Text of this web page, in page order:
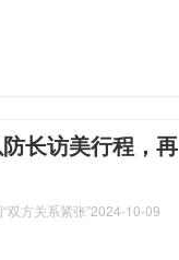
长访美行程，再
双方关系紧张”2024-10-09